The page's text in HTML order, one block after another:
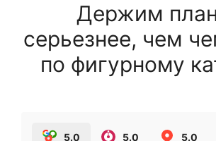
Держим
серьезнее, чем
по фигурному
5.0 5.0 5.0